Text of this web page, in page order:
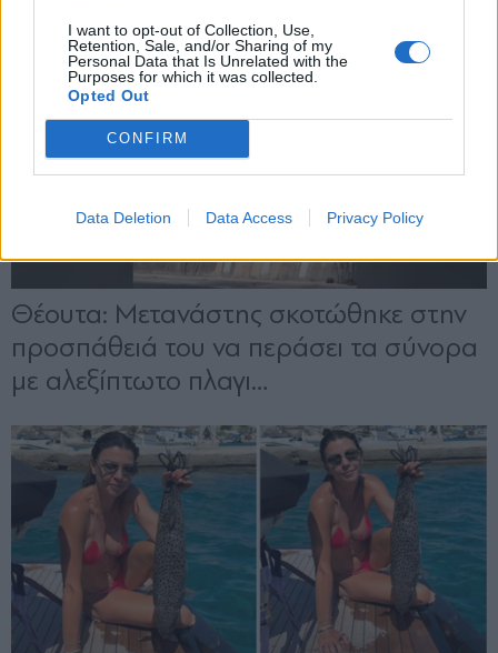
I want to opt-out of Collection, Use,
Retention, Sale, and/or Sharing of my
Personal Data that Is Unrelated with the
Purposes for which it was collected.
Opted Out
CONFIRM
Data Deletion Data Access Privacy Policy
X